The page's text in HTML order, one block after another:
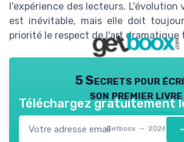
l'expérience des lecteurs. L'évolution
est inévitable, mais elle doit
priorité le respect de l'art dramatique
5 Secrets pour
son premier livre
Getboox — 2026
Téléchargez gratuitement